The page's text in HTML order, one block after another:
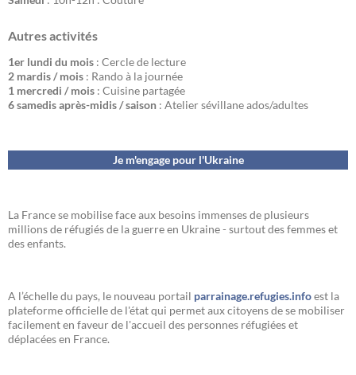
Autres activités
1er lundi du mois : Cercle de lecture
2 mardis / mois : Rando à la journée
1 mercredi / mois : Cuisine partagée
6 samedis après-midis / saison : Atelier sévillane ados/adultes
Je m'engage pour l'Ukraine
La France se mobilise face aux besoins immenses de plusieurs
millions de réfugiés de la guerre en Ukraine - surtout des femmes et
des enfants.
A l’échelle du pays, le nouveau portail parrainage.refugies.infoest la
plateforme officielle de l'état qui permet aux citoyens de se mobiliser
facilement en faveur de l'accueil des personnes réfugiées et
déplacées en France.